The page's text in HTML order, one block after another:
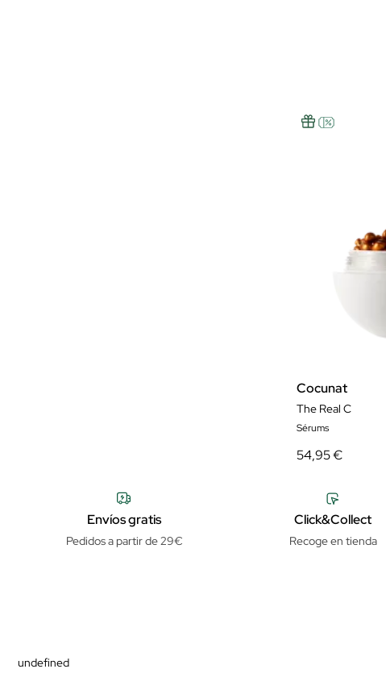
Cocunat
The Real C
Sérums
54,95 €
Envíos gratis
Pedidos a partir de 29€
Click&Collect
Recoge en tienda
undefined